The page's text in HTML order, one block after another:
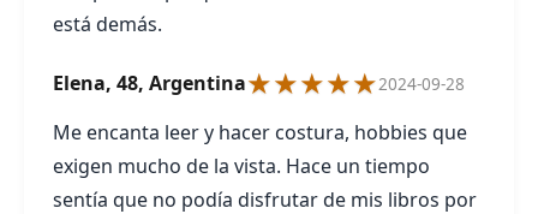
está demás.
Elena, 48, Argentina★★★★★2024-09-28
Me encanta leer y hacer costura, hobbies que
exigen mucho de la vista. Hace un tiempo
sentía que no podía disfrutar de mis libros por